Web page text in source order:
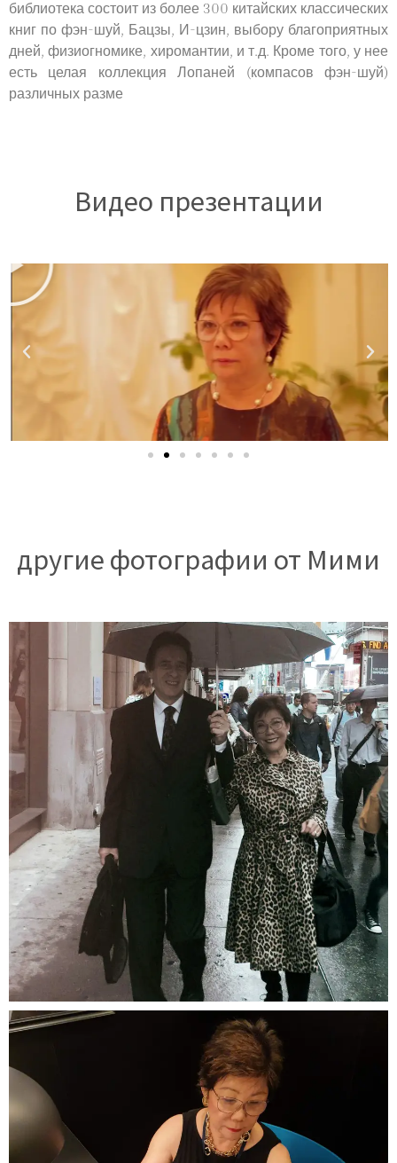
библиотека состоит из более 300 китайских классических
книг по фэн-шуй, Бацзы, И-цзин, выбору благоприятных
дней, физиогномике, хиромантии, и т.д. Кроме того, у нее
есть целая коллекция Лопаней (компасов фэн-шуй)
различных разме
Видео презентации
другие фотографии от Мими